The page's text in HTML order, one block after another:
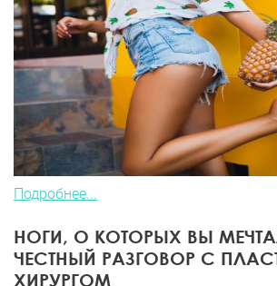
Подробнее...
НОГИ, О КОТОРЫХ ВЫ
ЧЕСТНЫЙ РАЗГОВОР С
ХИРУРГОМ